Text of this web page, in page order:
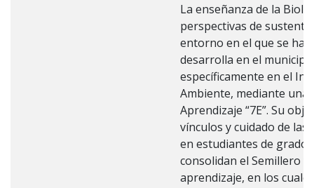
La enseñanza de la
perspectivas de
entorno en el que se
desarrolla en el
específicamente en el
Ambiente, mediante una
Aprendizaje “7E”. Su
vínculos y cuidado de
en estudiantes de grado
consolidan el Semillero y
aprendizaje, en los